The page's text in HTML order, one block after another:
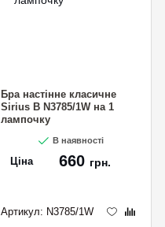
Бра настінне класичне
Sirius B N3785/1W на 1
лампочку
В наявності
Ціна 660 грн.
Артикул: N3785/1W